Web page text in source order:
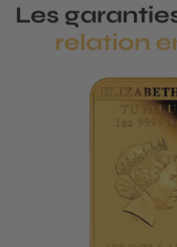
Les
relation